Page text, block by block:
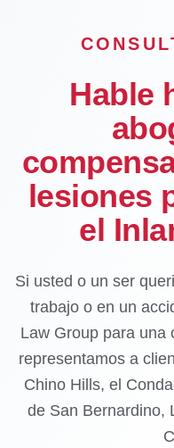
Hable
lesiones
el
Si usted o un ser
trabajo o en un
Law Group para una
representamos a
Chino Hills, el
de San Bernardino,